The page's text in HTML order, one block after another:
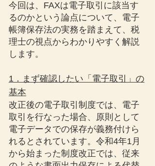
今回は、FAXは電子取引に該当す
るのかという論点について、電子
帳簿保存法の実務を踏まえて、税
理士の視点からわかりやすく解説
します。
1．まず確認したい「電子取引」の
基本
改正後の電子取引制度では、電子
取引を行なった場合、原則として
電子データでの保存が義務付けら
れるとされています。令和4年1月
から始まった制度改正では、従来